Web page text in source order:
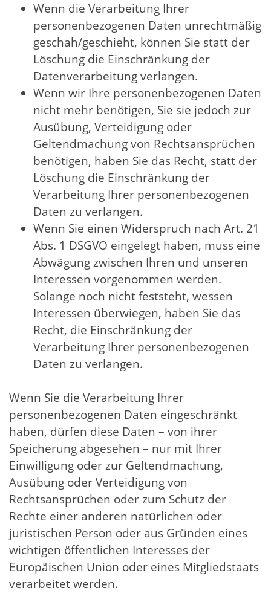
Wenn die Verarbeitung Ihrer
personenbezogenen Daten unrechtmäßig
geschah/geschieht, können Sie statt der
Löschung die Einschränkung der
Datenverarbeitung verlangen.
Wenn wir Ihre personenbezogenen Daten
nicht mehr benötigen, Sie sie jedoch zur
Ausübung, Verteidigung oder
Geltendmachung von Rechtsansprüchen
benötigen, haben Sie das Recht, statt der
Löschung die Einschränkung der
Verarbeitung Ihrer personenbezogenen
Daten zu verlangen.
Wenn Sie einen Widerspruch nach Art. 21
Abs. 1 DSGVO eingelegt haben, muss eine
Abwägung zwischen Ihren und unseren
Interessen vorgenommen werden.
Solange noch nicht feststeht, wessen
Interessen überwiegen, haben Sie das
Recht, die Einschränkung der
Verarbeitung Ihrer personenbezogenen
Daten zu verlangen.
Wenn Sie die Verarbeitung Ihrer
personenbezogenen Daten eingeschränkt
haben, dürfen diese Daten – von ihrer
Speicherung abgesehen – nur mit Ihrer
Einwilligung oder zur Geltendmachung,
Ausübung oder Verteidigung von
Rechtsansprüchen oder zum Schutz der
Rechte einer anderen natürlichen oder
juristischen Person oder aus Gründen eines
wichtigen öffentlichen Interesses der
Europäischen Union oder eines Mitgliedstaats
verarbeitet werden.